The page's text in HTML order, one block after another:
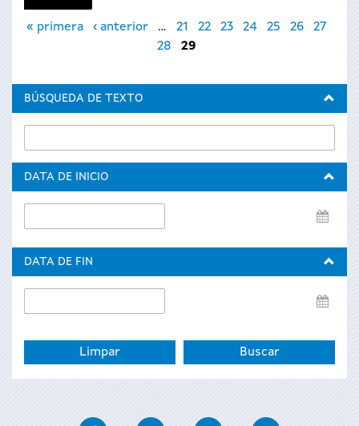
Páginas
« primera ‹ anterior … 21 22 23 24 25 26
27
28
29
BÚSQUEDA DE TEXTO
DATA DE INICIO
de
DATA DE FIN
de